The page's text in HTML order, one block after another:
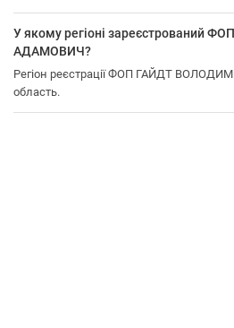
У якому регіоні зареєстрований
АДАМОВИЧ?
Регіон реєстрації ФОП ГАЙДТ
область.